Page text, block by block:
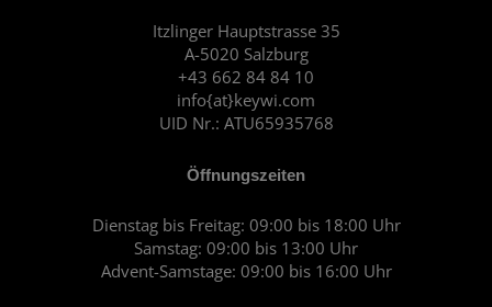
Itzlinger Hauptstrasse 35
A-5020 Salzburg
+43 662 84 84 10
info{at}keywi.com
UID Nr.: ATU65935768
Öffnungszeiten
Dienstag bis Freitag: 09:00 bis 18:00 Uhr
Samstag: 09:00 bis 13:00 Uhr
Advent-Samstage: 09:00 bis 16:00 Uhr
o
k
r
a
m